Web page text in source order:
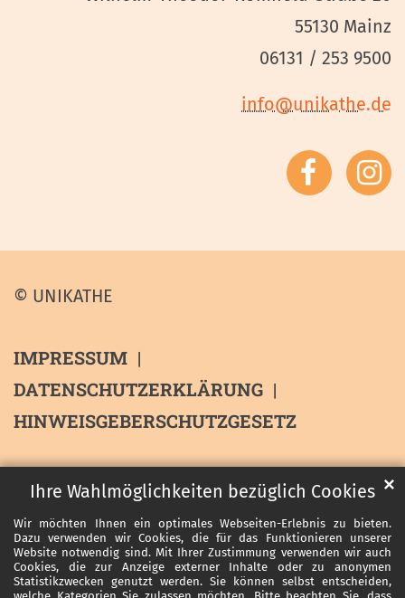
Ihre Wahlmöglichkeiten bezüglich Cookies
Wir möchten Ihnen ein optimales Webseiten-Erlebnis zu bieten.
Dazu verwenden wir Cookies, die für das Funktionieren unserer
Website notwendig sind. Mit Ihrer Zustimmung verwenden wir auch
Cookies, die zur Anzeige externer Inhalte oder zu anonymen
Statistikzwecken genutzt werden. Sie können selbst entscheiden,
✕
55130 Mainz
06131 / 253 9500
info@unikathe.de
IMPRESSUM
DATENSCHUTZERKLÄRUNG
HINWEISGEBERSCHUTZGESETZ
© UNIKATHE